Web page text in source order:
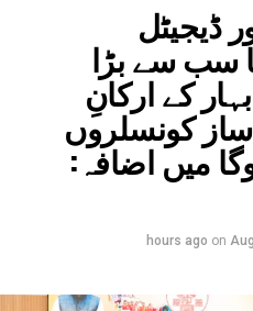
ڈیجیٹل
سب سے بڑا
کے ارکانِ
کونسلروں
میں اضافہ:
on